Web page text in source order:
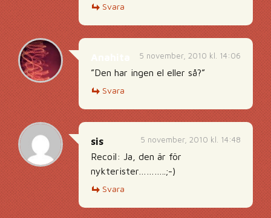
Svara
5 november, 2010 kl. 14:06
”Den har ingen el eller så?”
Svara
5 november, 2010 kl. 14:48
sis
Recoil: Ja, den är för
nykterister………..;-)
Svara